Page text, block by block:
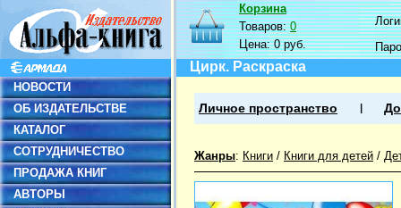
НОВОСТИ
ОБ ИЗДАТЕЛЬСТВЕ
КАТАЛОГ
СОТРУДНИЧЕСТВО
ПРОДАЖА КНИГ
АВТОРЫ
Корзина
Товаров:0
Цена:0 руб.
Цирк. Раскраска
Личное пространство
Жанры: Книги / Книги для детей /